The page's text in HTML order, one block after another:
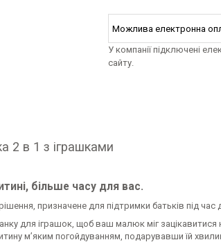
У компанії підключені
сайту.
2 в 1 з іграшками
більше часу для вас.
призначене для підтримки батьків під
для іграшок, щоб ваш малюк міг зацікавитися
м’яким погойдуванням, подарувавши їй